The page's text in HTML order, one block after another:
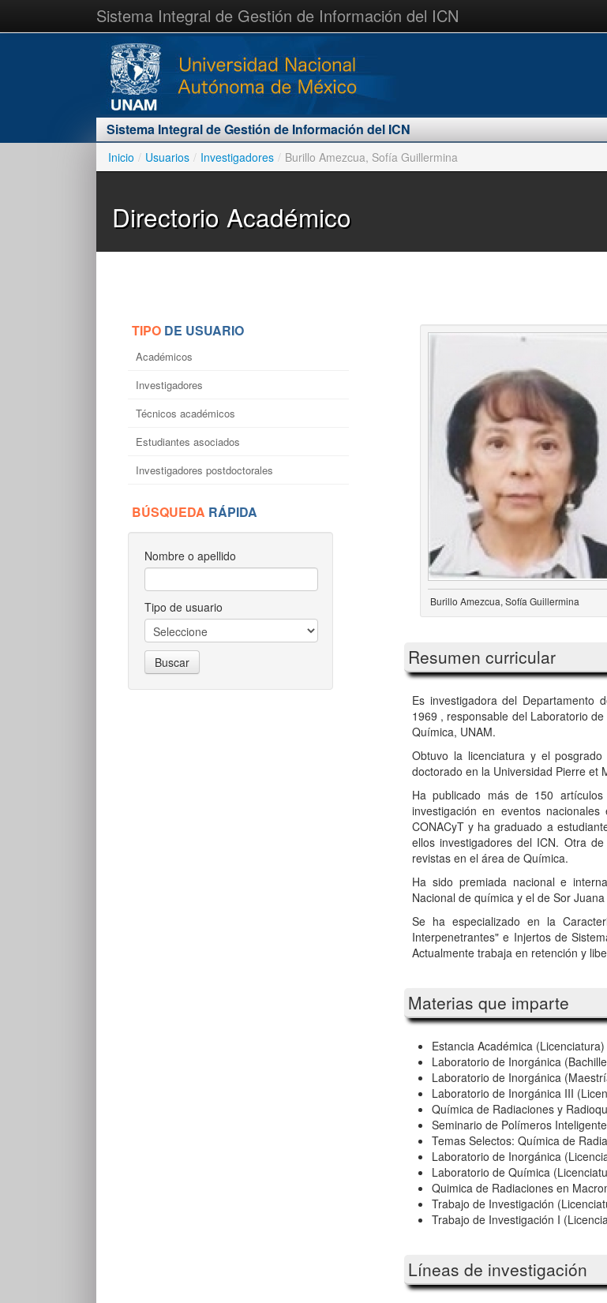
Sistema Integral de Gestión de Información del ICN
Sistema Integral de Gestión de Información del ICN
Inicio / Usuarios / Investigadores / Burillo Amezcua, Sofía Guillermina
Directorio Académico
TIPO DE USUARIO
Académicos
Investigadores
Técnicos académicos
Estudiantes asociados
Investigadores postdoctorales
BÚSQUEDA RÁPIDA
Nombre o apellido
Tipo de usuario
Buscar
Burillo Amezcua, Sofía Guillermina
Resumen curricular
Es investigadora del Departamento
1969 , responsable del Laboratorio
Química, UNAM.
Obtuvo la licenciatura y el
doctorado en la Universidad Pierre et
Ha publicado más de 150
investigación en eventos nacionales
CONACyT y ha graduado a
ellos investigadores del ICN. Otra
revistas en el área de Química.
Ha sido premiada nacional e
Nacional de química y el de Sor
Se ha especializado en la
Interpenetrantes" e Injertos de
Actualmente trabaja en retención y
Materias que imparte
Estancia Académica (Licenciatura)
Laboratorio de Inorgánica
Laboratorio de Inorgánica
Laboratorio de Inorgánica III
Química de Radiaciones y
Seminario de Polímeros
Temas Selectos: Química de
Laboratorio de Inorgánica
Laboratorio de Química
Quimica de Radiaciones en
Trabajo de Investigación
Trabajo de Investigación I
Líneas de investigación